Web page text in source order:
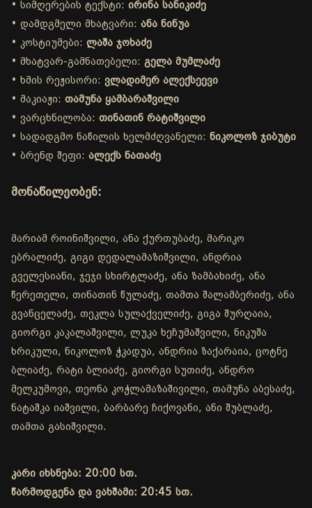
• სიმღერების ტექსტი: ირინა სანიკიძე
• დამდგმელი მხატვარი: ანა ნინუა
• კოსტიუმები: ლაშა ჯოხაძე
• მხატვარ-გამნათებელი: გელა მუმლაძე
• ხმის რეჟისორი: ვლადიმერ ალექსეევი
• მაკიაჟი: თამუნა ყამბარაშვილი
• ვარცხნილობა: თინათინ რატიშვილი
• სადადგმო ნაწილის ხელმძღვანელი: ნიკოლოზ ჯიბუტი
• ბრენდ შეფი: ალექს ნათაძე
მონაწილეობენ:
მარიამ როინიშვილი, ანა ქურთუბაძე, მარიკო
ებრალიძე, გიგი დედალამაზიშვილი, ანდრია
გველესიანი, ჯეჯი სხირტლაძე, ანა ზამბახიძე, ანა
წერეთელი, თინათინ წულაძე, თამთა შალამბერიძე, ანა
გვანცელაძე, თეკლა სულაქველიძე, გიგა შურღაია,
გიორგი კაკალაშვილი, ლუკა ხეჩუმაშვილი, ნიკუშა
ხრიკული, ნიკოლოზ ჭკადუა, ანდრია ზაქარაია, ცოტნე
ბლიაძე, რატი ბლიაძე, გიორგი სუთიძე, ანდრო
მელკუმოვი, თეონა კოჭლამაზაშივილი, თამუნა აბესაძე,
ნატაშკა იაშვილი, ბარბარე ჩიქოვანი, ანი შუბლაძე,
თამთა გასიშვილი.
კარი იხსნება: 20:00 სთ.
წარმოდგენა და ვახშამი: 20:45 სთ.